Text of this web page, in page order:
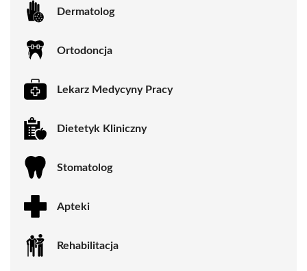
Dermatolog
Ortodoncja
Lekarz Medycyny Pracy
Dietetyk Kliniczny
Stomatolog
Apteki
Rehabilitacja